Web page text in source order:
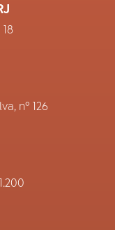
nº 126